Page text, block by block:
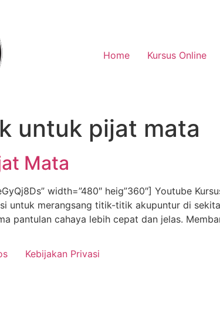
Home
Kursus Online
untuk pijat mata
Mata
width=”480″ heig”360″] Youtube
untuk merangsang titik-titik akupuntur di
pantulan cahaya lebih cepat dan jelas.
Kebijakan Privasi